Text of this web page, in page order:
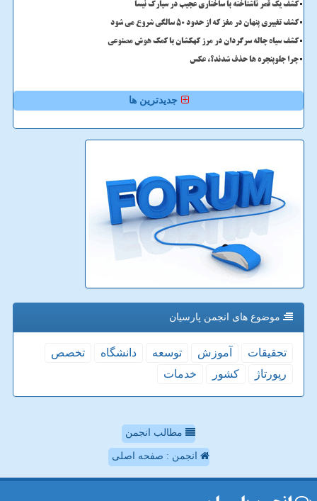
کشف یک قمر ناشناخته با ساختاری عجیب در سیارک نیسا
کشف تغییری پنهان در مغز که از حدود 50 سالگی شروع می شود
کشف سیاه چاله سرگردان در مرز کهکشان با کمک هوش مصنوعی
چرا جلوپنجره ها حذف شدند؟، عکس
جدیدترین ها
موضوع های انجمن پارسیان
تحقیقات آموزش توسعه دانشگاه
تخصص
رپورتاژ
كشور خدمات
مطالب انجمن
انجمن : صفحه اصلی